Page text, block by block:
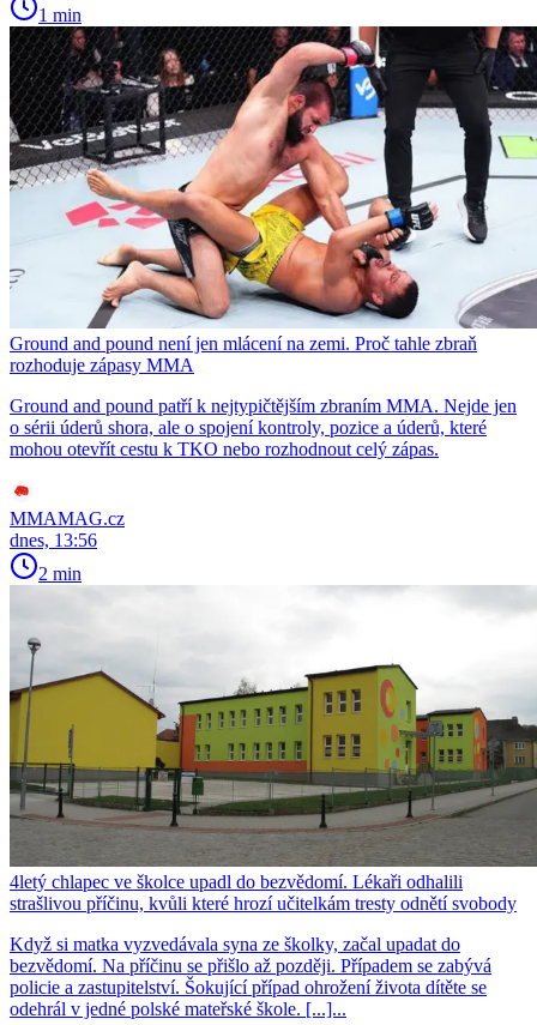
1 min
Ground and pound není jen mlácení na zemi. Proč tahle zbraň
rozhoduje zápasy MMA
Ground and pound patří k nejtypičtějším zbraním MMA. Nejde jen
o sérii úderů shora, ale o spojení kontroly, pozice a úderů, které
mohou otevřít cestu k TKO nebo rozhodnout celý zápas.
MMAMAG.cz
dnes, 13:56
2 min
4letý chlapec ve školce upadl do bezvědomí. Lékaři odhalili
strašlivou příčinu, kvůli které hrozí učitelkám tresty odnětí svobody
Když si matka vyzvedávala syna ze školky, začal upadat do
bezvědomí. Na příčinu se přišlo až později. Případem se zabývá
policie a zastupitelství. Šokující případ ohrožení života dítěte se
odehrál v jedné polské mateřské škole. [...]...